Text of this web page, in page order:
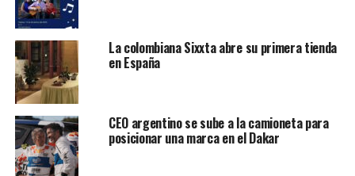
Pero, además de tomarla como apoyo a otras comidas, la
quinoa puede ser protagonista de muchas preparaciones
como estas, que podéis incorporar a vuestro menú
familiar, donde también dar salida a otros productos
como el bulgur, las semillas de chía, al cuscús o al trigo
sarraceno o alforfón.
Contenidos de la entrada
La colombiana Sixxta abre su primera tienda
en España
CEO argentino se sube a la camioneta para
posicionar una marca en el Dakar